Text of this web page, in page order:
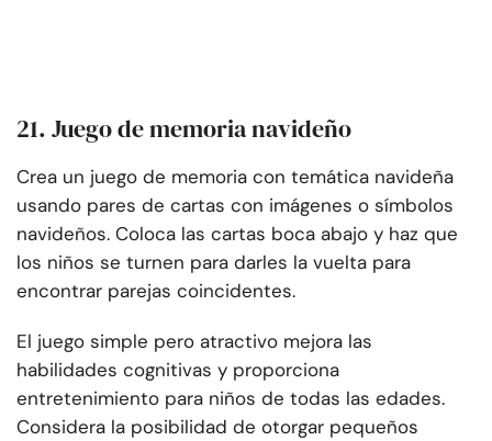
21. Juego de memoria navideño
Crea un juego de memoria con temática navideña
usando pares de cartas con imágenes o símbolos
navideños. Coloca las cartas boca abajo y haz que
los niños se turnen para darles la vuelta para
encontrar parejas coincidentes.
El juego simple pero atractivo mejora las
habilidades cognitivas y proporciona
entretenimiento para niños de todas las edades.
Considera la posibilidad de otorgar pequeños